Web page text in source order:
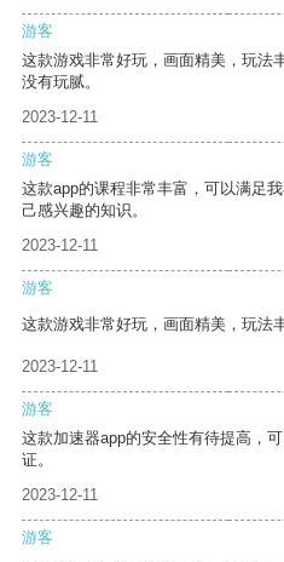
游客
这款游戏非常好玩，画面精美，玩法
没有玩腻。
2023-12-11
游客
这款app的课程非常丰富，可以满足
己感兴趣的知识。
2023-12-11
游客
这款游戏非常好玩，画面精美，玩法丰
2023-12-11
游客
这款加速器app的安全性有待提高，
证。
2023-12-11
游客